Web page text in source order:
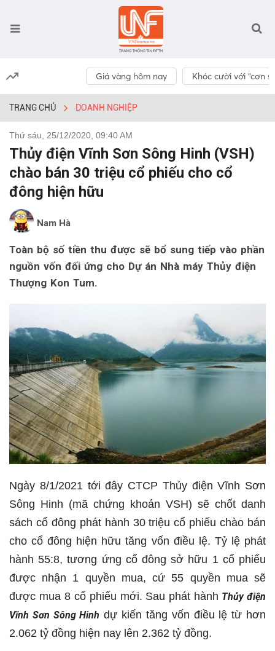
Giá vàng hôm nay Khóc cười với “cơn
TRANG CHỦ DOANH NGHIỆP
Thứ sáu, 25/12/2020, 09:40 AM
Thủy điện Vĩnh Sơn Sông Hinh (VSH)
chào bán 30 triệu cổ phiếu cho cổ
đông hiện hữu
Nam Hà
Toàn bộ số tiền thu được sẽ bổ sung tiếp vào phần
nguồn vốn đối ứng cho Dự án Nhà máy Thủy điện
Thượng Kon Tum.
Ngày 8/1/2021 tới đây CTCP Thủy điện Vĩnh Sơn
Sông Hinh (mã chứng khoán VSH) sẽ chốt danh
sách cổ đông phát hành 30 triệu cổ phiếu chào bán
cho cổ đông hiện hữu tăng vốn điều lệ. Tỷ lệ phát
hành 55:8, tương ứng cổ đông sở hữu 1 cổ phiếu
được nhận 1 quyền mua, cứ 55 quyền mua sẽ
được mua 8 cổ phiếu mới. Sau phát hành Thủy điện
Vĩnh Sơn Sông Hinh dự kiến tăng vốn điều lệ từ hơn
2.062 tỷ đồng hiện nay lên 2.362 tỷ đồng.